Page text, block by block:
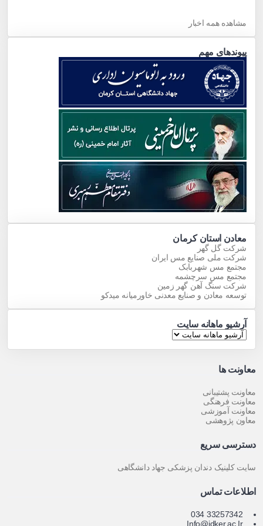
مشاهده همه اخبار
پیوندهای مهم
معادن استان کرمان
شرکت گل گهر
شرکت ملی صنایع مس ایران
مجتمع مس شهربابک
مجتمع مس سرچشمه
شرکت سنگ آهن گهر زمین
توسعه معادن و صنایع معدنی خاورمیانه میدکو
آرشیو ماهانه سایت
معاونت ها
معاونت پشتیبانی
معاونت فرهنگی
معاونت آموزشی
معاون پژوهشی
دسترسی سریع
سایت کلینیک دندان پزشکی جهاد دانشگاهی
اطلاعات تماس
Info@jdker.ac.Ir